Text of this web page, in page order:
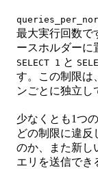
最大実行回数で
ースホルダーに
SELECT 1 と
す。この制限は
ンごとに独立し
少なくとも1つ
どの制限に違反
のか、また新し
エリを送信でき